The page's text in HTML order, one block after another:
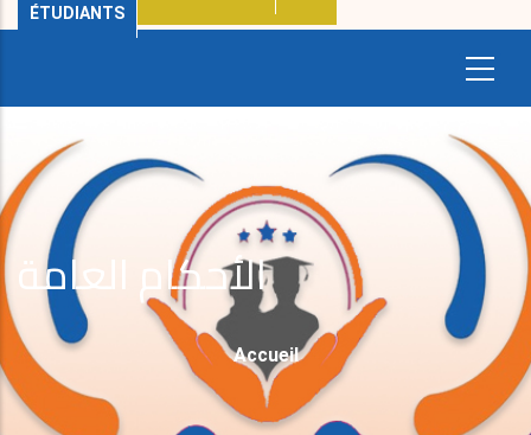
ÉTUDIANTS
الأحكام العامة
Fil
D'Ariane
Accueil